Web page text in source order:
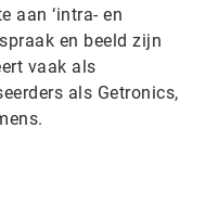
aan ‘intra- en
en beeld zijn
vaak als
als Getronics,